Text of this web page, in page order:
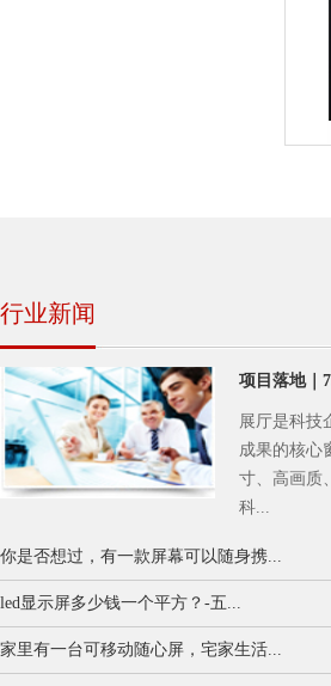
行业新闻
项目落地｜
展厅是科技
成果的核心
寸、高画质
科...
你是否想过，有一款屏幕可以随身携...
led显示屏多少钱一个平方？-五...
家里有一台可移动随心屏，宅家生活...